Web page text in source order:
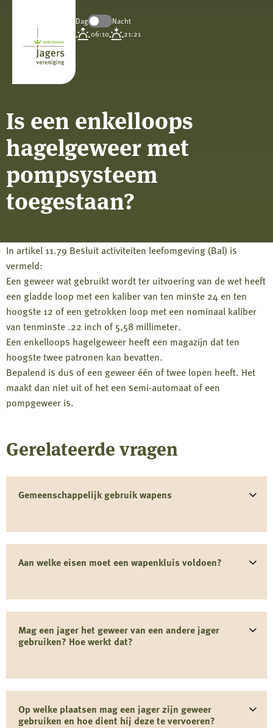
Koninklijke
Nederlandse
Jagersvereniging
Dag
Nacht
06:10
21:21
Is een enkelloops
hagelgeweer met
pompsysteem
toegestaan?
In artikel 11.79 Besluit activiteiten leefomgeving (Bal) is
vermeld:
Een geweer wat gebruikt wordt ter uitvoering van de wet heeft
een gladde loop met een kaliber van ten minste 24 en ten
hoogste 12 of een getrokken loop met een nominaal kaliber
van tenminste .22 inch of 5,58 millimeter.
Een enkelloops hagelgeweer heeft een magazijn dat ten
hoogste twee patronen kan bevatten.
Bepalend is dus of een geweer één of twee lopen heeft. Het
maakt dan niet uit of het een semi-automaat of een
pompgeweer is.
Gerelateerde vragen
Gemeenschappelijk gebruik wapens
Aan welke eisen moet een wapenkluis voldoen?
Mag een jager het geweer van een andere jager
gebruiken? Hoe werkt dat?
Op welke plaatsen mag een jager zijn geweer
gebruiken en hoe dient hij deze te vervoeren?